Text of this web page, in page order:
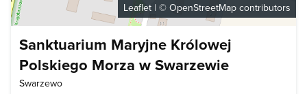
Leaflet | © OpenStreetMap contributors
Sanktuarium Maryjne Królowej
Polskiego Morza w Swarzewie
Swarzewo